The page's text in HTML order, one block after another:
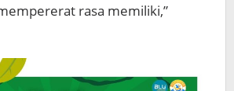
rasa memiliki,”